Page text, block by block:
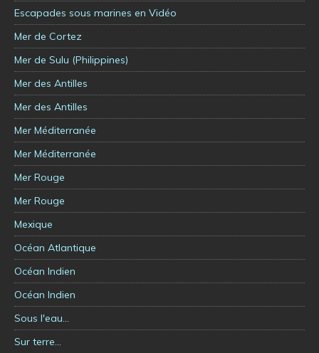
Escapades sous marines en Vidéo
Mer de Cortez
Mer de Sulu (Philippines)
Mer des Antilles
Mer des Antilles
Mer Méditerranée
Mer Méditerranée
Mer Rouge
Mer Rouge
Mexique
Océan Atlantique
Océan Indien
Océan Indien
Sous l'eau…
Sur terre…